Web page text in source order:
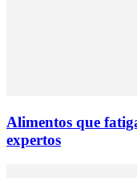
Alimentos que
expertos